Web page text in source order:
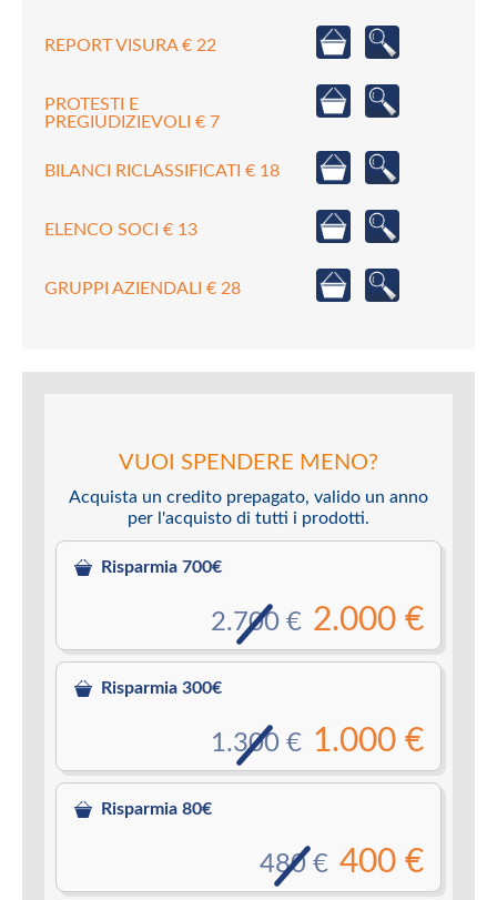
REPORT VISURA € 22
PROTESTI E
PREGIUDIZIEVOLI € 7
BILANCI RICLASSIFICATI € 18
ELENCO SOCI € 13
GRUPPI AZIENDALI € 28
VUOI SPENDERE MENO?
Acquista un credito prepagato, valido un anno
per l'acquisto di tutti i prodotti.
Risparmia 700€
2.000 €
2.700 €
Risparmia 300€
1.000 €
1.300 €
Risparmia 80€
400 €
480 €